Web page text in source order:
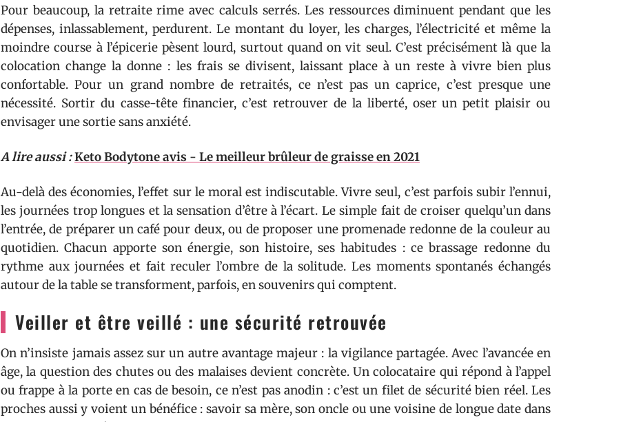
Pour beaucoup, la retraite rime avec calculs serrés. Les ressources diminuent pendant que les
dépenses, inlassablement, perdurent. Le montant du loyer, les charges, l’électricité et même la
moindre course à l’épicerie pèsent lourd, surtout quand on vit seul. C’est précisément là que la
colocation change la donne : les frais se divisent, laissant place à un reste à vivre bien plus
confortable. Pour un grand nombre de retraités, ce n’est pas un caprice, c’est presque une
nécessité. Sortir du casse-tête financier, c’est retrouver de la liberté, oser un petit plaisir ou
envisager une sortie sans anxiété.
A lire aussi :Keto Bodytone avis - Le meilleur brûleur de graisse en 2021
Au-delà des économies, l’effet sur le moral est indiscutable. Vivre seul, c’est parfois subir l’ennui,
les journées trop longues et la sensation d’être à l’écart. Le simple fait de croiser quelqu’un dans
l’entrée, de préparer un café pour deux, ou de proposer une promenade redonne de la couleur au
quotidien. Chacun apporte son énergie, son histoire, ses habitudes : ce brassage redonne du
rythme aux journées et fait reculer l’ombre de la solitude. Les moments spontanés échangés
autour de la table se transforment, parfois, en souvenirs qui comptent.
Veiller et être veillé : une sécurité retrouvée
On n’insiste jamais assez sur un autre avantage majeur : la vigilance partagée. Avec l’avancée en
âge, la question des chutes ou des malaises devient concrète. Un colocataire qui répond à l’appel
ou frappe à la porte en cas de besoin, ce n’est pas anodin : c’est un filet de sécurité bien réel. Les
proches aussi y voient un bénéfice : savoir sa mère, son oncle ou une voisine de longue date dans